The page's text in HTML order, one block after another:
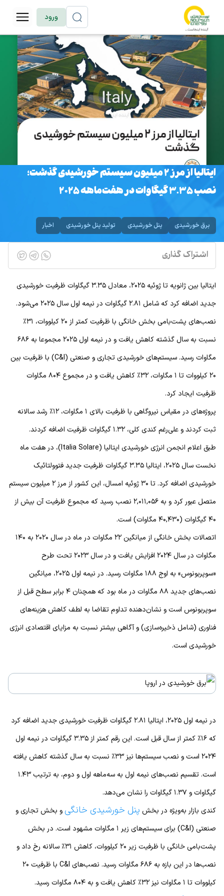
ورود
ایتالیا از مرز ۲ میلیون سیستم خورشیدی گذشت؛
نصب ۳.۳۵ گیگاوات در هفت‌ماهه ۲۰۲۵
برق خورشیدی پنل خورشیدی تولید پنل خورشیدی اخبار
اشتراک گذاری
ایتالیا بین ژانویه تا ژوئیه ۲۰۲۵، معادل ۳.۳۵ گیگاوات ظرفیت خورشیدی
جدید اضافه کرد که شامل ۲.۸۱ گیگاوات در نیمه اول سال ۲۰۲۵ می‌شود.
نصب‌های پشت‌بامی بخش خانگی با ظرفیت کمتر از ۲۰ کیلووات، ۳۱٪
نسبت به سال گذشته کاهش یافت و در نیمه اول ۲۰۲۵ مجموعا به ۶۸۶
مگاوات رسید. سیستم‌های خورشیدی تجاری و صنعتی (C&I) با ظرفیت بین
۲۰ کیلووات تا ۱ مگاوات، ۳۲٪ کاهش یافت و در مجموع ۸۰۴ مگاوات
ظرفیت ایجاد کرد.
پروژه‌های در مقیاس نیروگاهی با ظرفیت بالای ۱ مگاوات، ۱۲٪ رشد سالانه
ثبت کردند و علی‌رغم کندی کلی، ۱.۳۲ گیگاوات ظرفیت اضافه کردند.
طبق اعلام انجمن انرژی خورشیدی ایتالیا (Italia Solare)، در هفت ماه
نخست سال ۲۰۲۵، ایتالیا ۳.۳۵ گیگاوات ظرفیت جدید فتوولتائیک
خورشیدی اضافه کرد. تا ۳۰ ژوئیه امسال، این کشور از مرز ۲ میلیون سیستم
متصل عبور کرد و به ۲,۰۱۱,۰۵۶ نصب رسید که مجموع ظرفیت آن بیش از
۴۰ گیگاوات (۴۰,۴۳۰ مگاوات) است.
اتصالات بخش خانگی از میانگین ۲۲ مگاوات در ماه در سال ۲۰۲۰ به ۱۴۰
مگاوات در سال ۲۰۲۴ افزایش یافت و در سال ۲۰۲۳ تحت طرح
«سوپربونوس» به اوج ۱۸۸ مگاوات رسید. در نیمه اول ۲۰۲۵، میانگین
نصب‌های جدید ۸۸ مگاوات در ماه بود که همچنان ۴ برابر سطح قبل از
سوپربونوس است و نشان‌دهنده تداوم تقاضا به لطف کاهش هزینه‌های
فناوری (شامل ذخیره‌سازی) و آگاهی بیشتر نسبت به مزایای اقتصادی انرژی
خورشیدی است.
در نیمه اول ۲۰۲۵، ایتالیا ۲.۸۱ گیگاوات ظرفیت خورشیدی جدید اضافه کرد
که ۱۶٪ کمتر از سال قبل است. این رقم کمتر از ۳.۳۵ گیگاوات در نیمه اول
۲۰۲۴ است و نصب سیستم‌ها نیز ۳۳٪ نسبت به سال گذشته کاهش یافته
است. تقسیم نصب‌های نیمه اول به سه‌ماهه اول و دوم، به ترتیب ۱.۴۳
گیگاوات و ۱.۳۷ گیگاوات را نشان می‌دهد.
کندی بازار به‌ویژه در بخش پنل خورشیدی خانگیو بخش تجاری و
صنعتی (C&I) برای سیستم‌های زیر ۱ مگاوات مشهود است. در بخش
پشت‌بامی خانگی با ظرفیت زیر ۲۰ کیلووات، کاهش ۳۱٪ سالانه رخ داد و
نصب‌ها در این بازه به ۶۸۶ مگاوات رسید. نصب‌های C&I با ظرفیت ۲۰
کیلووات تا ۱ مگاوات نیز ۳۲٪ کاهش یافت و به ۸۰۴ مگاوات رسید.